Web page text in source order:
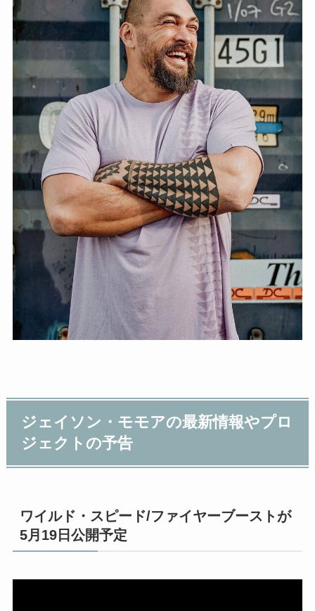
ジェイソン・モモアの最新情報やプロ
ジェクトの予告
ワイルド・スピード/ファイヤーブーストが
5月19日公開予定